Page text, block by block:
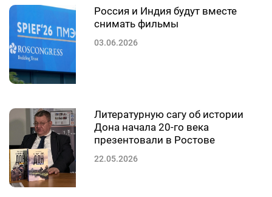
Россия и Индия будут вместе
снимать фильмы
03.06.2026
Литературную сагу об истории
Дона начала 20-го века
презентовали в Ростове
22.05.2026